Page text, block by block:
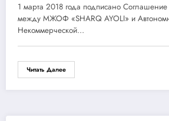
Автономной
Организацией «Центр
кинофестивалей и
международных
1 марта 2018 года подписано Соглашение
между МЖОФ «SHARQ AYOLI» и
Некоммерческой…
Читать Далее